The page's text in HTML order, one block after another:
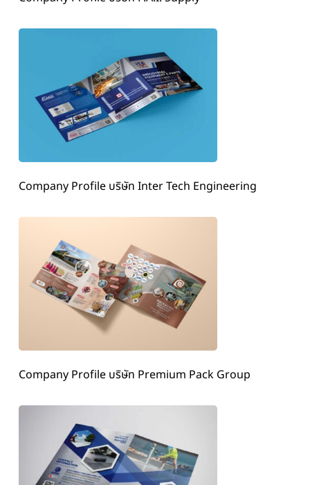
Company Profile บริษัท Inter Tech Engineering
Company Profile บริษัท Premium Pack Group